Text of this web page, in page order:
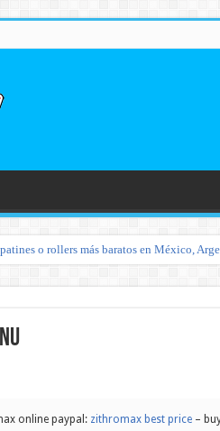
o rollers más baratos en México,
online paypal: zithromax best price–